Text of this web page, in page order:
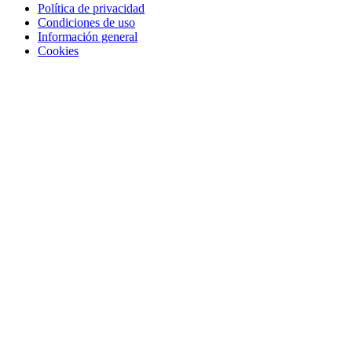
Política de privacidad
Condiciones de uso
Información general
Cookies